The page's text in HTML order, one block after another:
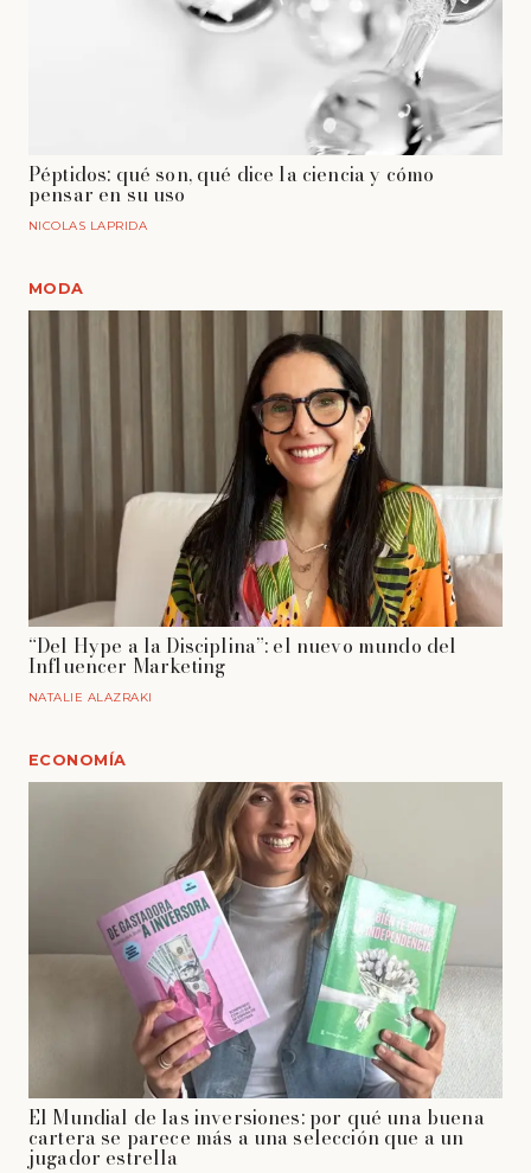
Péptidos: qué son, qué dice la ciencia y cómo
pensar en su uso
NICOLAS LAPRIDA
MODA
“Del Hype a la Disciplina”: el nuevo mundo del
Influencer Marketing
NATALIE ALAZRAKI
ECONOMÍA
El Mundial de las inversiones: por qué una buena
cartera se parece más a una selección que a un
jugador estrella